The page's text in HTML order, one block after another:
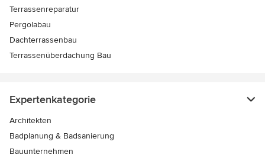
Terrassenreparatur
Pergolabau
Dachterrassenbau
Terrassenüberdachung Bau
Expertenkategorie
Architekten
Badplanung & Badsanierung
Bauunternehmen